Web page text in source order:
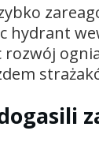
hydrant
rozwój